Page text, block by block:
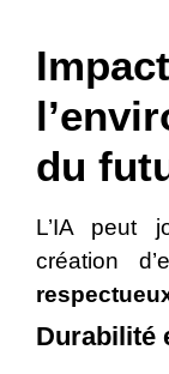
du
L’IA peut
création
Durabilité